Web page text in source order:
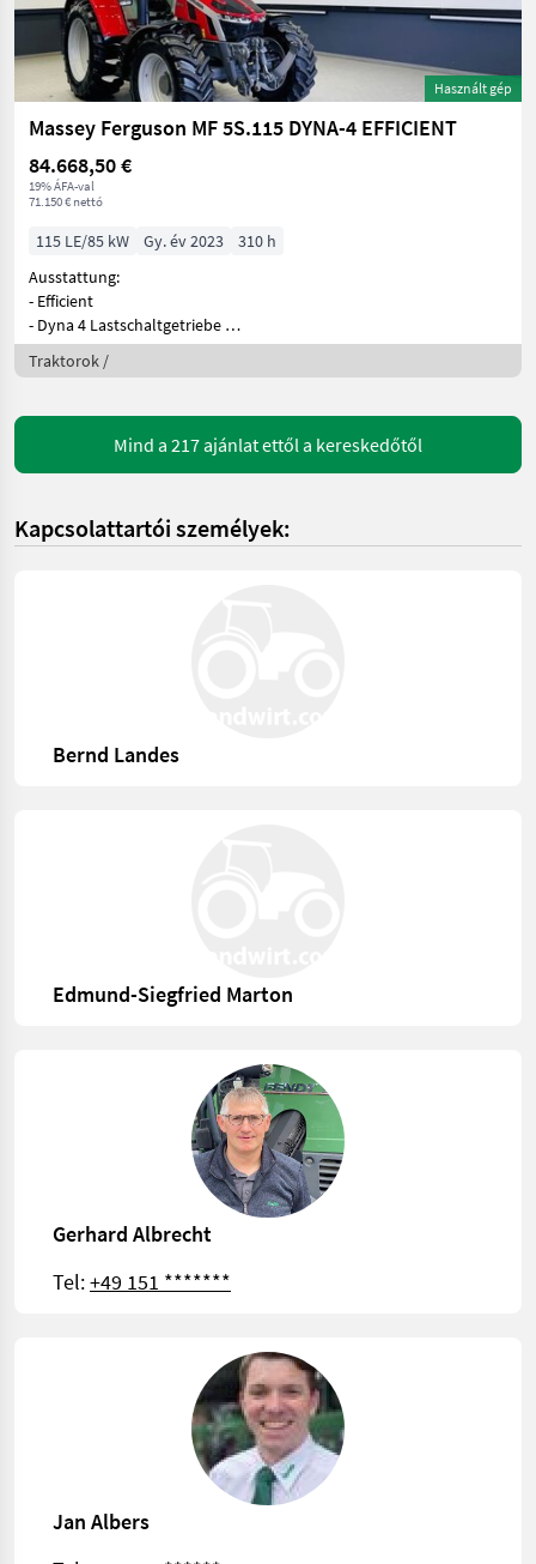
Használt gép
Massey Ferguson MF 5S.115 DYNA-4 EFFICIENT
84.668,50 €
19% ÁFA-val
71.150 € nettó
115 LE/85 kW Gy. év 2023
310 h
Ausstattung:
- Efficient
- Dyna 4 Lastschaltgetriebe
- Frontkrafth
Traktorok /
Mind a 217 ajánlat ettől a kereskedőtől
Kapcsolattartói személyek:
Bernd Landes
Edmund-Siegfried Marton
Gerhard Albrecht
Tel:+49 151 *******
Jan Albers